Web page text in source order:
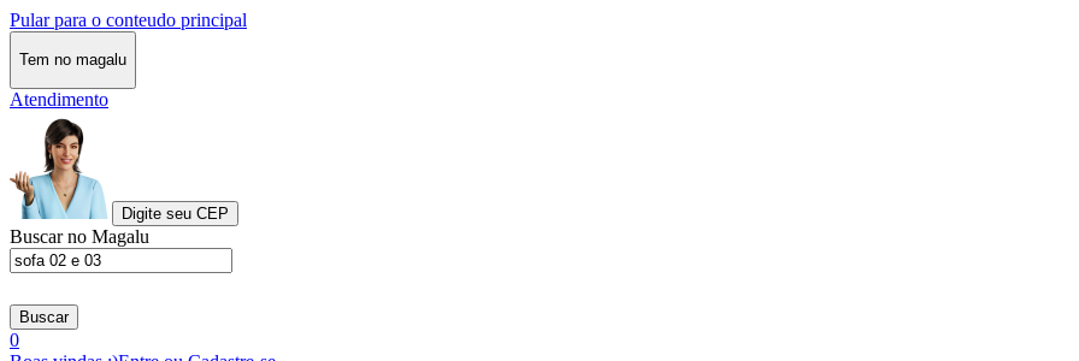
Pular para o conteudo principal
Tem no magalu
Atendimento
Digite seu CEP
Buscar no Magalu
Buscar
0